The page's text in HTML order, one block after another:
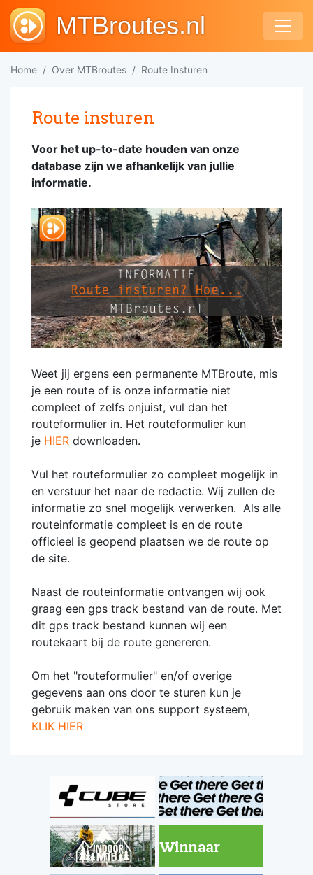
MTBroutes.nl
Home Over MTBroutes Route Insturen
Route insturen
Voor het up-to-date houden van onze
database zijn we afhankelijk van jullie
informatie.
Weet jij ergens een permanente MTBroute, mis
je een route of is onze informatie niet
compleet of zelfs onjuist, vul dan het
routeformulier in. Het routeformulier kun
je HIER downloaden.
Vul het routeformulier zo compleet mogelijk in
en verstuur het naar de redactie. Wij zullen de
informatie zo snel mogelijk verwerken. Als alle
routeinformatie compleet is en de route
officieel is geopend plaatsen we de route op
de site.
Naast de routeinformatie ontvangen wij ook
graag een gps track bestand van de route. Met
dit gps track bestand kunnen wij een
routekaart bij de route genereren.
Om het "routeformulier" en/of overige
gegevens aan ons door te sturen kun je
gebruik maken van ons support systeem,
KLIK HIER